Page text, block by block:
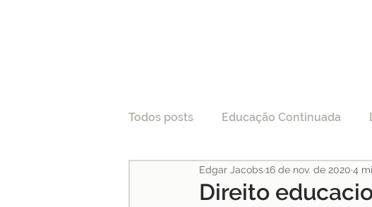
Todos posts Educação Continuada
Tecnologia e Direito
Direito
Edgar Jacobs16 de nov. de 2020 4